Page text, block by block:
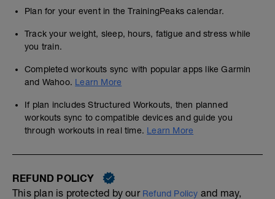
Plan for your event in the TrainingPeaks calendar.
Track your weight, sleep, hours, fatigue and stress while
you train.
Completed workouts sync with popular apps like Garmin
and Wahoo. Learn More
If plan includes Structured Workouts, then planned
workouts sync to compatible devices and guide you
through workouts in real time. Learn More
REFUND POLICY
This plan is protected by our Refund Policy and may,